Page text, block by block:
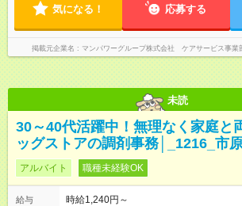
気になる！ 応募する
掲載元企業名 マンパワーグループ株式会社 ケアサービス事業
未読
30～40代活躍中！無理なく家庭と
ッグストアの調剤事務│_1216_市
アルバイト 職種未経験OK
給与
時給1,240円～